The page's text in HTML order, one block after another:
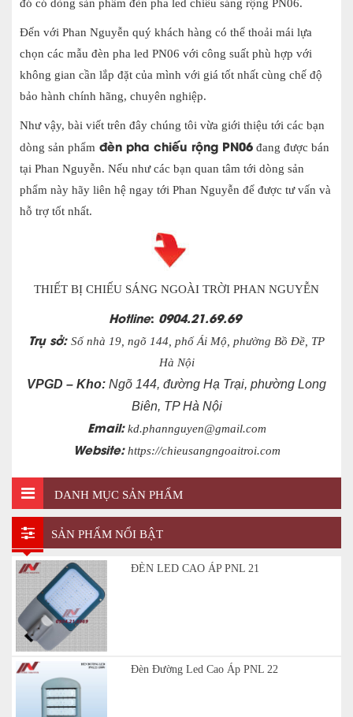
đó có dòng sản phẩm đèn pha led chiếu sáng rộng PN06.
Đến với Phan Nguyễn quý khách hàng có thể thoải mái lựa
chọn các mẫu đèn pha led PN06 với công suất phù hợp với
không gian cần lắp đặt của mình với giá tốt nhất cùng chế độ
bảo hành chính hãng, chuyên nghiệp.
Như vậy, bài viết trên đây chúng tôi vừa giới thiệu tới các bạn
dòng sản phẩm đèn pha chiếu rộng PN06 đang được bán
tại Phan Nguyễn. Nếu như các bạn quan tâm tới dòng sản
phẩm này hãy liên hệ ngay tới Phan Nguyễn để được tư vấn và
hỗ trợ tốt nhất.
THIẾT BỊ CHIẾU SÁNG NGOÀI TRỜI PHAN NGUYỄN
Hotline: 0904.21.69.69
Trụ sở: Số nhà 19, ngõ 144, phố Ái Mộ, phường Bồ Đề, TP
Hà Nội
VPGD – Kho: Ngõ 144, đường Hạ Trại, phường Long
Biên, TP Hà Nội
Email:kd.phannguyen@gmail.com
Website:https://chieusangngoaitroi.com
DANH MỤC SẢN PHẨM
SẢN PHẨM NỔI BẬT
ĐÈN LED CAO ÁP PNL 21
Đèn Đường Led Cao Áp PNL 22